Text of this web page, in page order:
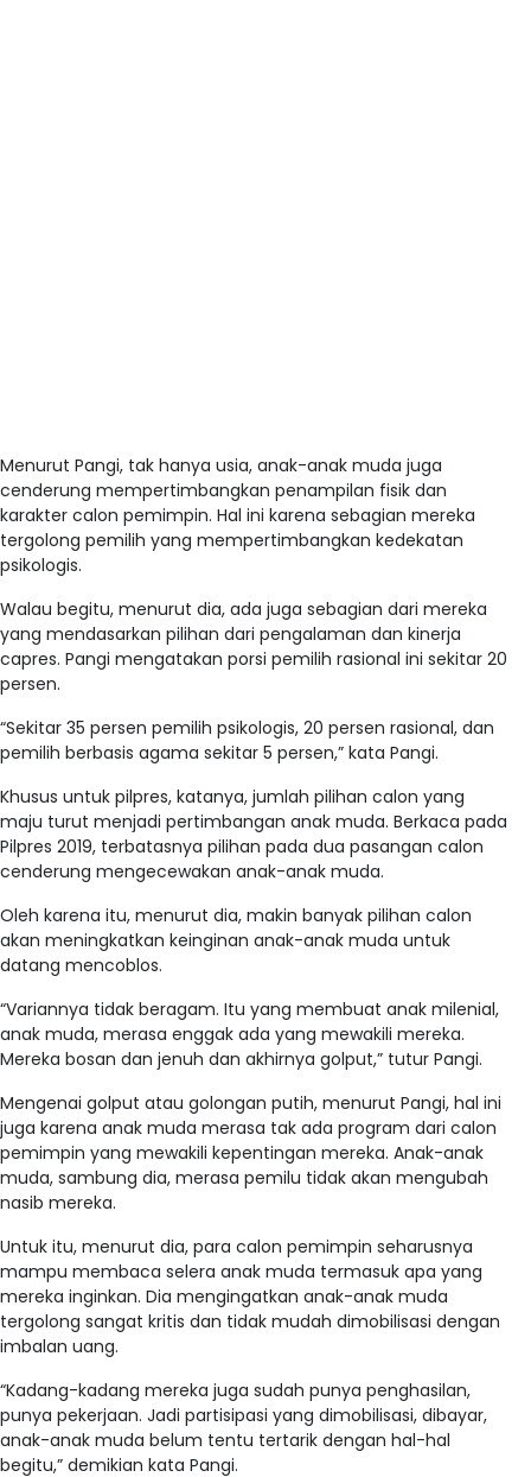
Menurut Pangi, tak hanya usia, anak-anak muda juga
cenderung mempertimbangkan penampilan fisik dan
karakter calon pemimpin. Hal ini karena sebagian mereka
tergolong pemilih yang mempertimbangkan kedekatan
psikologis.
Walau begitu, menurut dia, ada juga sebagian dari mereka
yang mendasarkan pilihan dari pengalaman dan kinerja
capres. Pangi mengatakan porsi pemilih rasional ini sekitar 20
persen.
“Sekitar 35 persen pemilih psikologis, 20 persen rasional, dan
pemilih berbasis agama sekitar 5 persen,” kata Pangi.
Khusus untuk pilpres, katanya, jumlah pilihan calon yang
maju turut menjadi pertimbangan anak muda. Berkaca pada
Pilpres 2019, terbatasnya pilihan pada dua pasangan calon
cenderung mengecewakan anak-anak muda.
Oleh karena itu, menurut dia, makin banyak pilihan calon
akan meningkatkan keinginan anak-anak muda untuk
datang mencoblos.
“Variannya tidak beragam. Itu yang membuat anak milenial,
anak muda, merasa enggak ada yang mewakili mereka.
Mereka bosan dan jenuh dan akhirnya golput,” tutur Pangi.
Mengenai golput atau golongan putih, menurut Pangi, hal ini
juga karena anak muda merasa tak ada program dari calon
pemimpin yang mewakili kepentingan mereka. Anak-anak
muda, sambung dia, merasa pemilu tidak akan mengubah
nasib mereka.
Untuk itu, menurut dia, para calon pemimpin seharusnya
mampu membaca selera anak muda termasuk apa yang
mereka inginkan. Dia mengingatkan anak-anak muda
tergolong sangat kritis dan tidak mudah dimobilisasi dengan
imbalan uang.
“Kadang-kadang mereka juga sudah punya penghasilan,
punya pekerjaan. Jadi partisipasi yang dimobilisasi, dibayar,
anak-anak muda belum tentu tertarik dengan hal-hal
begitu,” demikian kata Pangi.